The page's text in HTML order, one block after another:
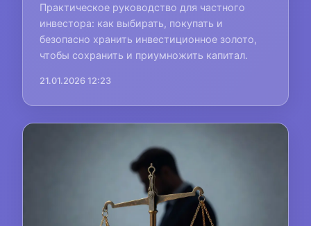
Практическое руководство для частного
инвестора: как выбирать, покупать и
безопасно хранить инвестиционное золото,
чтобы сохранить и приумножить капитал.
21.01.2026 12:23